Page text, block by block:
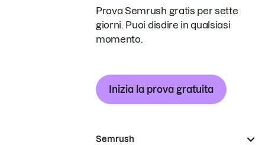
Prova Semrush gratis per sette
giorni. Puoi disdire in qualsiasi
momento.
Inizia la prova gratuita
Semrush